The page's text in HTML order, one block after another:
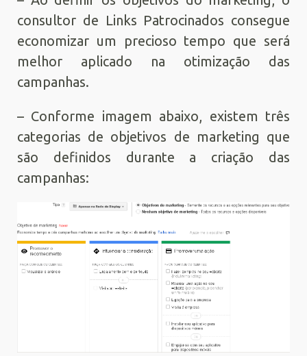
consultor de Links Patrocinados consegue
economizar um precioso tempo que será
melhor aplicado na otimização das
campanhas.
– Conforme imagem abaixo, existem três
categorias de objetivos de marketing que
são definidos durante a criação das
campanhas: